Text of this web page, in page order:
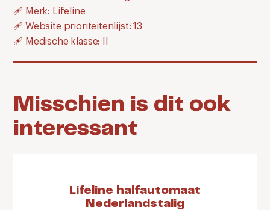
🩹 Merk: Lifeline
🩹 Website prioriteitenlijst: 13
🩹 Medische klasse: II
Misschien is dit ook
interessant
Lifeline halfautomaat
Nederlandstalig